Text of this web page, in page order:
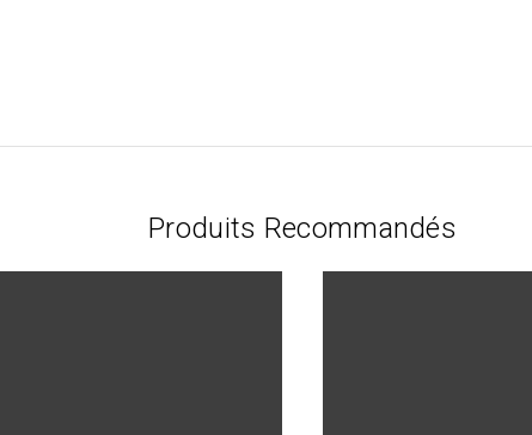
Produits Recommandés